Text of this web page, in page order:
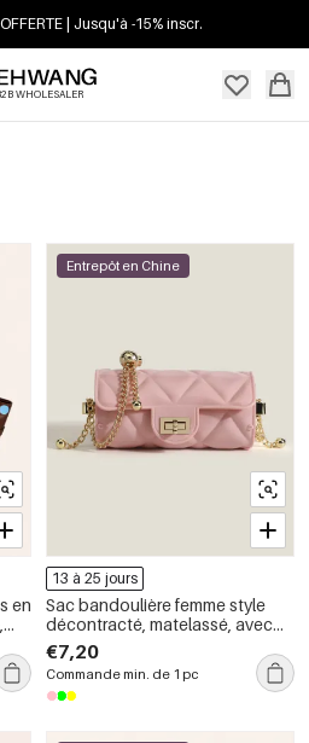
| Jusqu'à -15% inscr.
WHOLESALER
en
Entrepôt en Chine
13 à 25 jours
Sac bandoulière femme style
décontracté, matelassé, avec
finitions métalliques et chaîne
en PVC uni
€7,20
Commande min. de 1 pc